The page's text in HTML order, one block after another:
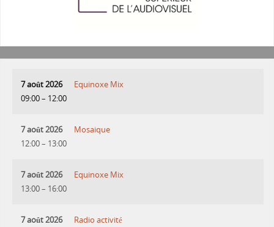
7 août 2026
09:00– 12:00
Equinoxe Mix
7 août 2026
12:00– 13:00
Mosaique
7 août 2026
13:00– 16:00
Equinoxe Mix
7 août 2026
Radio activité